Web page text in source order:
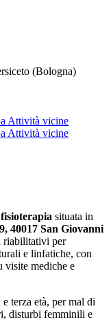
(Bologna)
Attività vicine
Attività vicine
situata in
40017 San Giovanni
riabilitativi per
e linfatiche, con
visite mediche e
terza età, per mal di
disturbi femminili e